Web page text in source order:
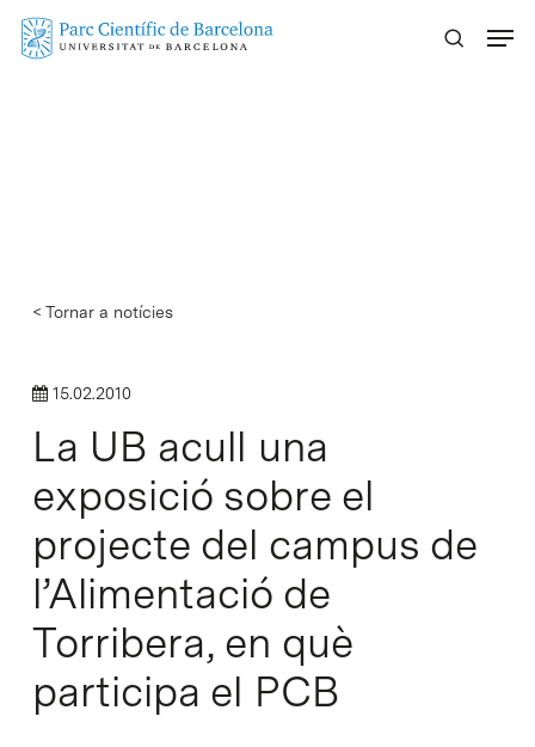
Skip
< Tornar a notícies
15.02.2010
La UB acull una
exposició sobre el
projecte del campus de
l’Alimentació de
Torribera, en què
participa el PCB